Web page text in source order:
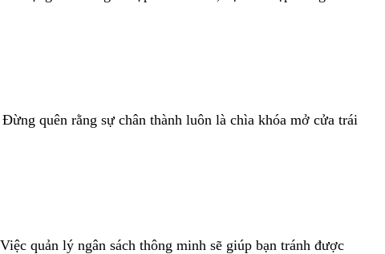
quên rằng sự chân thành luôn là chìa khóa mở cửa trái
quản lý ngân sách thông minh sẽ giúp bạn tránh được